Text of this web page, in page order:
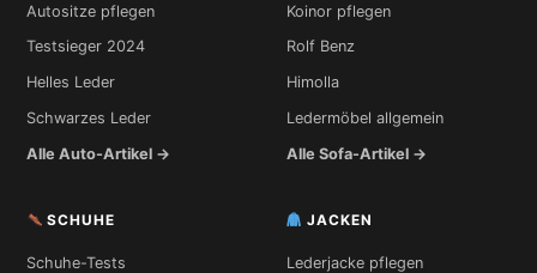
Autositze pflegen
Testsieger 2024
Helles Leder
Schwarzes Leder
Alle Auto-Artikel →
Koinor pflegen
Rolf Benz
Himolla
Ledermöbel allgemein
Alle Sofa-Artikel →
SCHUHE
Schuhe-Tests
JACKEN
Lederjacke pflegen